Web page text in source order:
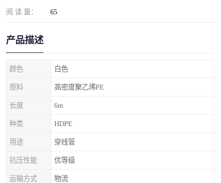
阅 读 量： 65
产品描述
颜色 白色
原料 高密度聚乙烯PE
长度 6m
种类 HDPE
用途 穿线管
抗压性能 优等级
运输方式 物流